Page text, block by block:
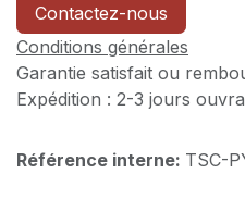
Contactez-nous
Conditions générales
Garantie satisfait ou
Expédition : 2-3 jours
Référence interne: TSC-